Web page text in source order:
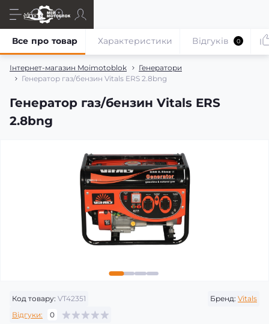
Інтернет-магазин Moimotoblok
Генератори
Генератор газ/бензин Vitals ERS 2.8bng
Генератор газ/бензин Vitals ERS
2.8bng
Все про товар Характеристики Відгуків 0
Код товару: VT42351 Бренд: Vitals
Відгуки:
0